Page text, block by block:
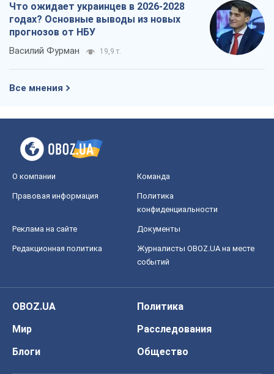
Что ожидает украинцев в 2026-2028
годах? Основные выводы из новых
прогнозов от НБУ
Василий Фурман 19,9 т.
Все мнения
О компании Команда
Правовая информация
Политика
конфиденциальности
Реклама на сайте Документы
Редакционная политика
Журналисты OBOZ.UA на месте
событий
OBOZ.UA
Политика
Мир
Расследования
Блоги
Общество